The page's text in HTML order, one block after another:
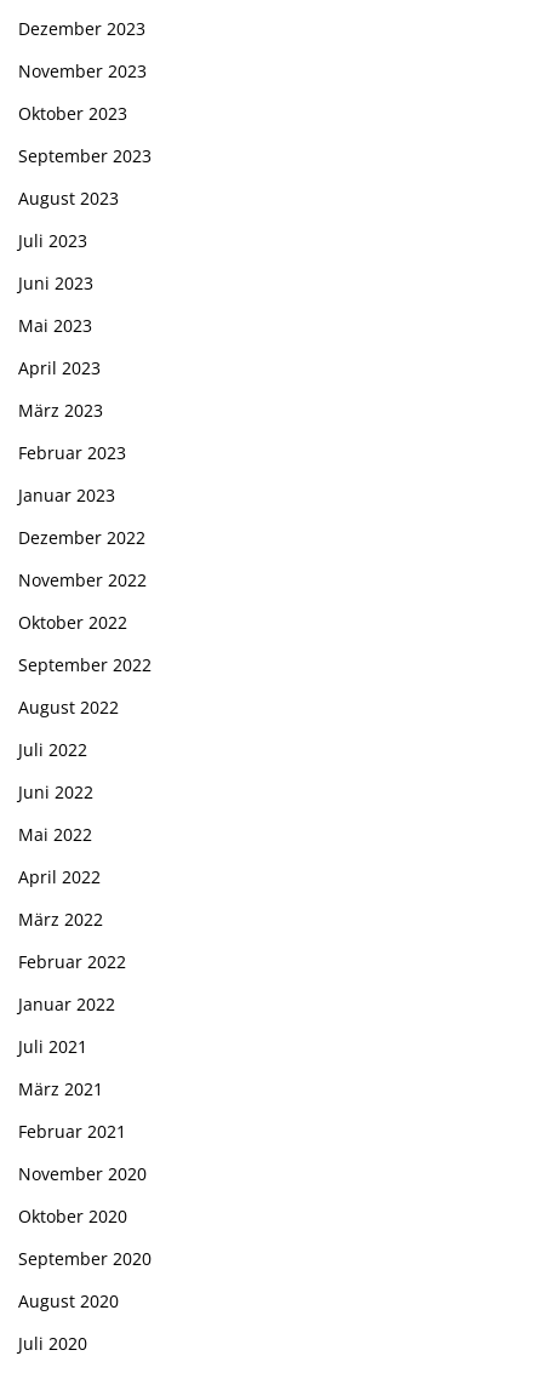
Dezember 2023
November 2023
Oktober 2023
September 2023
August 2023
Juli 2023
Juni 2023
Mai 2023
April 2023
März 2023
Februar 2023
Januar 2023
Dezember 2022
November 2022
Oktober 2022
September 2022
August 2022
Juli 2022
Juni 2022
Mai 2022
April 2022
März 2022
Februar 2022
Januar 2022
Juli 2021
März 2021
Februar 2021
November 2020
Oktober 2020
September 2020
August 2020
Juli 2020